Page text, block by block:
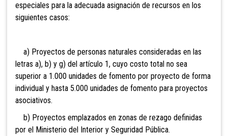
especiales para la adecuada asignación de recursos en los
siguientes casos:
a) Proyectos de personas naturales consideradas en las
letras a), b) y g) del artículo 1, cuyo costo total no sea
superior a 1.000 unidades de fomento por proyecto de forma
individual y hasta 5.000 unidades de fomento para proyectos
asociativos.
b) Proyectos emplazados en zonas de rezago definidas
por el Ministerio del Interior y Seguridad Pública.